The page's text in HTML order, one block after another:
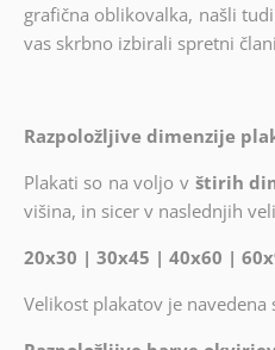
grafična oblikovalka, našli
vas skrbno izbirali spretni
Razpoložljive dimenzije
Plakati so na voljo v štirih
višina, in sicer v naslednjih
20x30 | 30x45 | 40x60 |
Velikost plakatov je navedena